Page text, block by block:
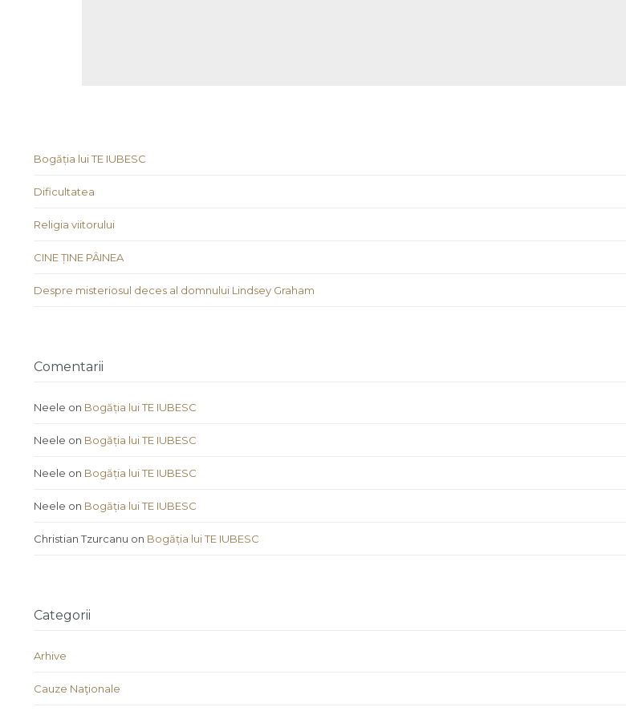
Bogăția lui TE IUBESC
Dificultatea
Religia viitorului
CINE ȚINE PÂINEA
Despre misteriosul deces al domnului Lindsey Graham
Comentarii
Neele on Bogăția lui TE IUBESC
Neele on Bogăția lui TE IUBESC
Neele on Bogăția lui TE IUBESC
Neele on Bogăția lui TE IUBESC
Christian Tzurcanu on Bogăția lui TE IUBESC
Categorii
Arhive
Cauze Naţionale